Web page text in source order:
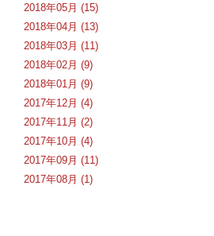
2018年05月 (15)
2018年04月 (13)
2018年03月 (11)
2018年02月 (9)
2018年01月 (9)
2017年12月 (4)
2017年11月 (2)
2017年10月 (4)
2017年09月 (11)
2017年08月 (1)